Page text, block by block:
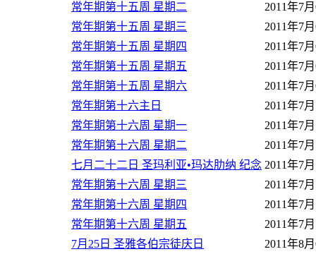
常年期第十五周 星期二
2011年7
常年期第十五周 星期三
2011年7
常年期第十五周 星期四
2011年7
常年期第十五周 星期五
2011年7
常年期第十五周 星期六
2011年7
常年期第十六主日
2011年7
常年期第十六周 星期一
2011年7
常年期第十六周 星期二
2011年7
七月二十二日 圣玛利亚•玛达肋纳 纪念 2011年7
常年期第十六周 星期三
2011年7
常年期第十六周 星期四
2011年7
常年期第十六周 星期五
2011年7
7月25日 圣雅各伯宗徒庆日
2011年8